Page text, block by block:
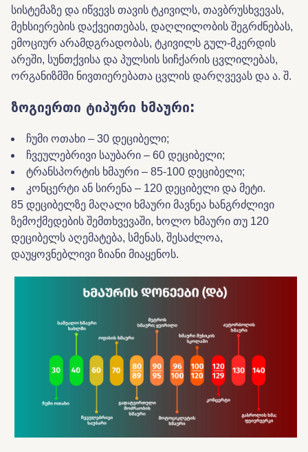
სისტემაზე და იწვევს თავის ტკივილს, თავბრუსხვევას,
მეხსიერების დაქვეითებას, დაღლილობის შეგრძნებას,
ემოციურ არამდგრადობას, ტკივილს გულ-მკერდის
არეში, სუნთქვისა და პულსის სიჩქარის ცვლილებას,
ორგანიზმში ნივთიერებათა ცვლის დარღვევას და ა. შ.
ზოგიერთი ტიპური ხმაური:
ჩუმი ოთახი – 30 დეციბელი;
ჩვეულებრივი საუბარი – 60 დეციბელი;
ტრანსპორტის ხმაური – 85-100 დეციბელი;
კონცერტი ან სირენა – 120 დეციბელი და მეტი.
85 დეციბელზე მაღალი ხმაური მავნეა ხანგრძლივი
ზემოქმედების შემთხვევაში, ხოლო ხმაური თუ 120
დეციბელს აღემატება, სმენას, შესაძლოა,
დაუყოვნებლივი ზიანი მიაყენოს.